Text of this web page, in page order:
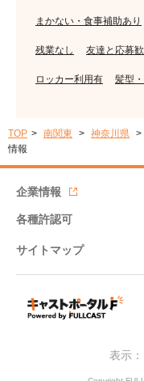
まかない・食事補助あり
残業なし 友達と応募
ロッカー利用有 髪型
TOP 南関東 神奈川県
情報
企業情報
各種許認可
サイトマップ
表示